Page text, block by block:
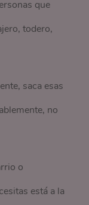
que
todero,
saca esas
no
o
está a la